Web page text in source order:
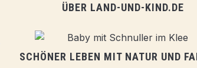
ÜBER LAND-UND-KIND.DE
SCHÖNER LEBEN MIT NATUR UND